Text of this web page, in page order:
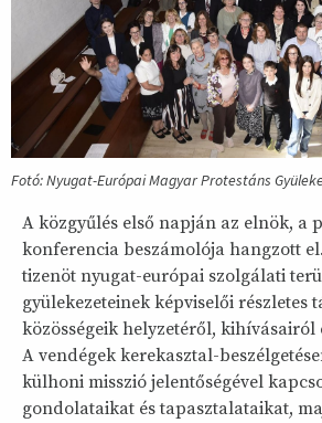
Fotó: Nyugat-Európai Magyar Protestáns
A közgyűlés első napján az elnök, a
konferencia beszámolója hangzott
tizenöt nyugat-európai szolgálati
gyülekezeteinek képviselői részletes
közösségeik helyzetéről, kihívásairól
A vendégek kerekasztal-
külhoni misszió jelentőségével
gondolataikat és tapasztalataikat,